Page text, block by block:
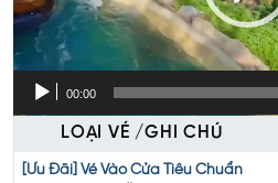
00:00
LOẠI VÉ /GHI CHÚ
[Ưu Đãi] Vé Vào Cửa Tiêu Chuẩn